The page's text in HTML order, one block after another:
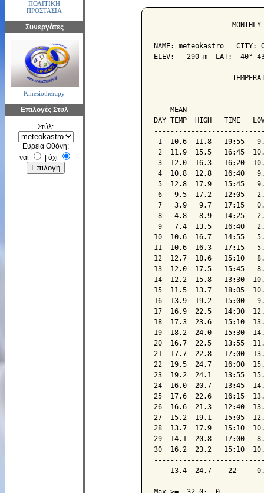
ΠΟΛΙΤΙΚΗ
ΠΡΟΣΤΑΣΙΑ
Συνεργάτες
Kinesiotherapy
Επιλογές Στυλ
Στύλ:
Ευρεία Οθόνη:
ναι
όχι
NAME: meteokastro   CITY:
ELEV:   290 m  LAT:  40°
MEAN
DAY TEMP  HIGH   TIME
1  10.6  11.8   19:55
2  11.9  15.5   16:45
3  12.0  16.3   16:20
4  10.8  12.8   16:40
5  12.8  17.9   15:45
6   9.5  17.2   12:05
7   3.9   9.7   17:15
8   4.8   8.9   14:25
9   7.4  13.5   16:40
10  10.6  16.7   14:55
11  10.6  16.3   17:15
12  12.7  18.6   15:10
13  12.0  17.5   15:45
14  12.2  15.8   13:30
15  11.5  13.7   18:05
16  13.9  19.2   15:00
17  16.9  22.5   14:30
18  17.3  23.6   15:10
19  18.2  24.0   15:30
20  16.7  22.5   13:55
21  17.7  22.8   17:00
22  19.5  24.7   16:00
23  19.2  24.1   13:55
24  16.0  20.7   13:45
25  17.6  22.6   16:15
26  16.6  21.3   12:40
27  15.2  19.1   15:05
28  13.7  17.9   15:10
29  14.1  20.8   17:00
30  16.2  23.2   15:10
13.4  24.7    22